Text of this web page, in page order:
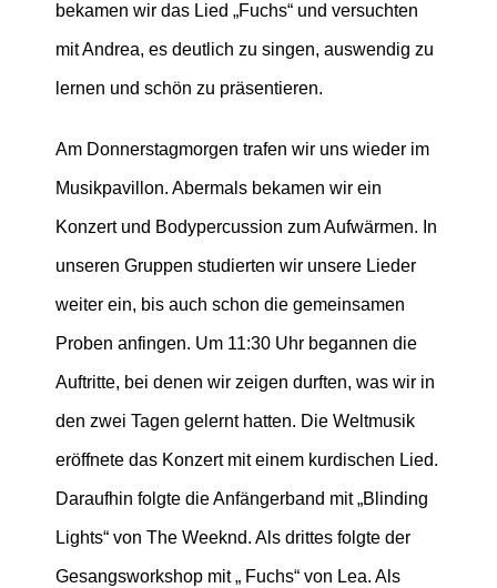
bekamen wir das Lied „Fuchs“ und versuchten
mit Andrea, es deutlich zu singen, auswendig zu
lernen und schön zu präsentieren.
Am Donnerstagmorgen trafen wir uns wieder im
Musikpavillon. Abermals bekamen wir ein
Konzert und Bodypercussion zum Aufwärmen. In
unseren Gruppen studierten wir unsere Lieder
weiter ein, bis auch schon die gemeinsamen
Proben anfingen. Um 11:30 Uhr begannen die
Auftritte, bei denen wir zeigen durften, was wir in
den zwei Tagen gelernt hatten. Die Weltmusik
eröffnete das Konzert mit einem kurdischen Lied.
Daraufhin folgte die Anfängerband mit „Blinding
Lights“ von The Weeknd. Als drittes folgte der
Gesangsworkshop mit „ Fuchs“ von Lea. Als